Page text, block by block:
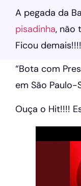
A pegada da
pisadinha, não
Ficou demais!!!!
“Bota com
em São Paulo-
Ouça o Hit!!!!